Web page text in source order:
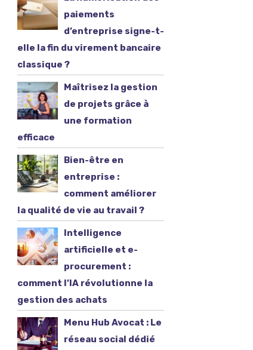
paiements
d’entreprise signe-t-
elle la fin du virement bancaire
classique ?
Maîtrisez la gestion
de projets grâce à
une formation
efficace
Bien-être en
entreprise :
comment améliorer
la qualité de vie au travail ?
Intelligence
artificielle et e-
procurement :
comment l’IA révolutionne la
gestion des achats
Menu Hub Avocat : Le
réseau social dédié